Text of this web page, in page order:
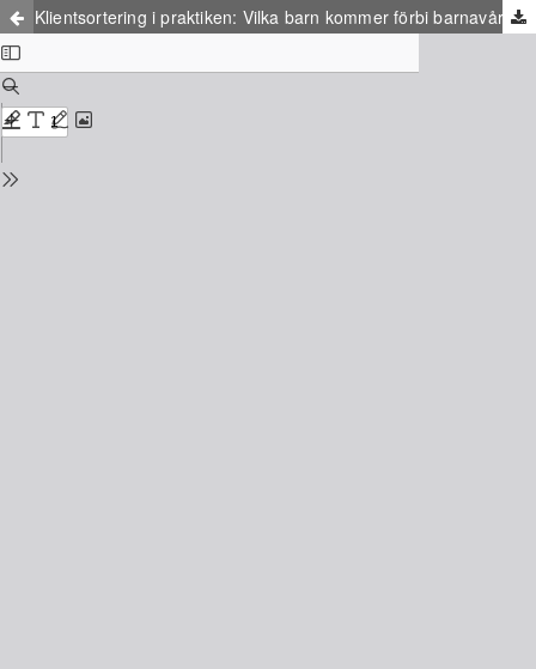
Klientsortering i praktiken: Vilka barn kommer förbi barnavårdens grindvakter och vad får de för insatser?